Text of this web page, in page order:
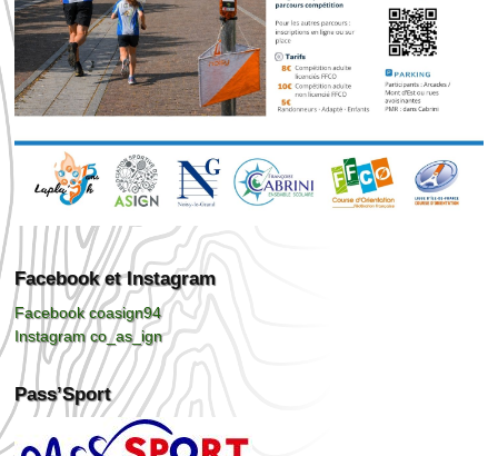
Facebook et Instagram
Facebook coasign94
Instagram co_as_ign
Pass’Sport